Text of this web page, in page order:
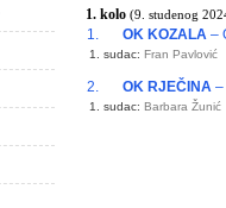
1. kolo (9. studenog
1. OK KOZALA–
1. sudac: Fran Pavlović
2. OK RJEČINA–
1. sudac: Barbara Žunić